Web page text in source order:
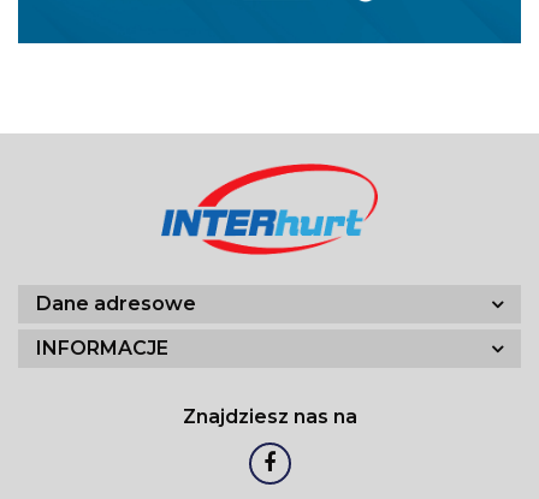
Dane adresowe
INFORMACJE
Znajdziesz nas na